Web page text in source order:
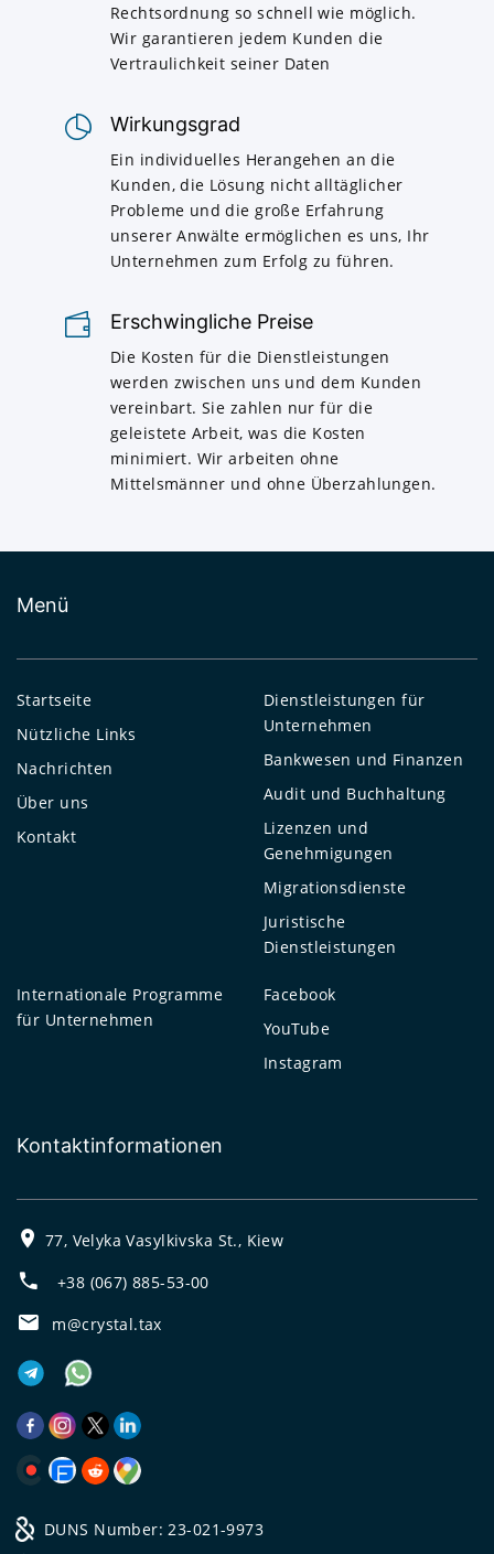
Rechtsordnung so schnell wie möglich.
Wir garantieren jedem Kunden die
Vertraulichkeit seiner Daten
Wirkungsgrad
Ein individuelles Herangehen an die
Kunden, die Lösung nicht alltäglicher
Probleme und die große Erfahrung
unserer Anwälte ermöglichen es uns, Ihr
Unternehmen zum Erfolg zu führen.
Erschwingliche Preise
Die Kosten für die Dienstleistungen
werden zwischen uns und dem Kunden
vereinbart. Sie zahlen nur für die
geleistete Arbeit, was die Kosten
minimiert. Wir arbeiten ohne
Mittelsmänner und ohne Überzahlungen.
Menü
Startseite
Nützliche Links
Nachrichten
Über uns
Kontakt
Dienstleistungen für
Unternehmen
Bankwesen und Finanzen
Audit und Buchhaltung
Lizenzen und
Genehmigungen
Migrationsdienste
Juristische
Dienstleistungen
Internationale Programme
für Unternehmen
Facebook
YouTube
Instagram
Kontaktinformationen
77, Velyka Vasylkivska St., Kiew
+38 (067) 885-53-00
m@crystal.tax
DUNS Number: 23-021-9973